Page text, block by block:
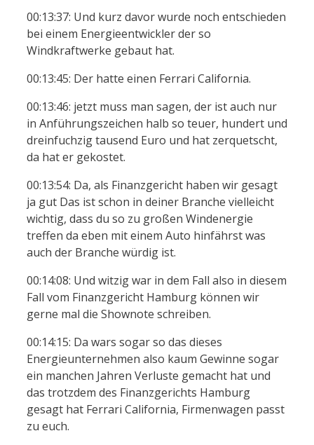
00:13:37: Und kurz davor wurde noch entschieden
bei einem Energieentwickler der so
Windkraftwerke gebaut hat.
00:13:45: Der hatte einen Ferrari California.
00:13:46: jetzt muss man sagen, der ist auch nur
in Anführungszeichen halb so teuer, hundert und
dreinfuchzig tausend Euro und hat zerquetscht,
da hat er gekostet.
00:13:54: Da, als Finanzgericht haben wir gesagt
ja gut Das ist schon in deiner Branche vielleicht
wichtig, dass du so zu großen Windenergie
treffen da eben mit einem Auto hinfährst was
auch der Branche würdig ist.
00:14:08: Und witzig war in dem Fall also in diesem
Fall vom Finanzgericht Hamburg können wir
gerne mal die Shownote schreiben.
00:14:15: Da wars sogar so das dieses
Energieunternehmen also kaum Gewinne sogar
ein manchen Jahren Verluste gemacht hat und
das trotzdem des Finanzgerichts Hamburg
gesagt hat Ferrari California, Firmenwagen passt
zu euch.